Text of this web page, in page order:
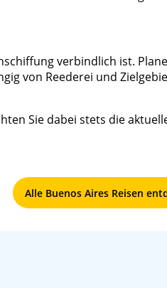
verbindlich ist.
von Reederei und
Sie dabei stets die
Alle Buenos Aires Reisen